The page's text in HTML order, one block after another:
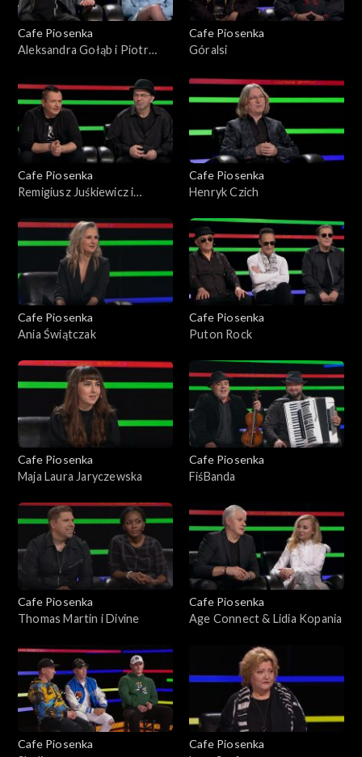
Cafe Piosenka
Aleksandra Gołąb i Piotr
Cafe Piosenka
Góralsi
Cafe Piosenka
Remigiusz Juśkiewicz i
Cafe Piosenka
Henryk Czich
Cafe Piosenka
Ania Świątczak
Cafe Piosenka
Puton Rock
Cafe Piosenka
Maja Laura Jaryczewska
Cafe Piosenka
FiśBanda
Cafe Piosenka
Thomas Martin i Divine
Cafe Piosenka
Age Connect & Lidia Kopania
Cafe Piosenka
Cafe Piosenka